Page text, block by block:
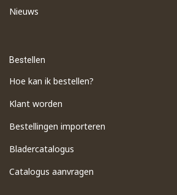
Nieuws
Bestellen
Hoe kan ik bestellen?
Klant worden
Bestellingen importeren
​Bladercatalogus
​Catalogus aanvragen